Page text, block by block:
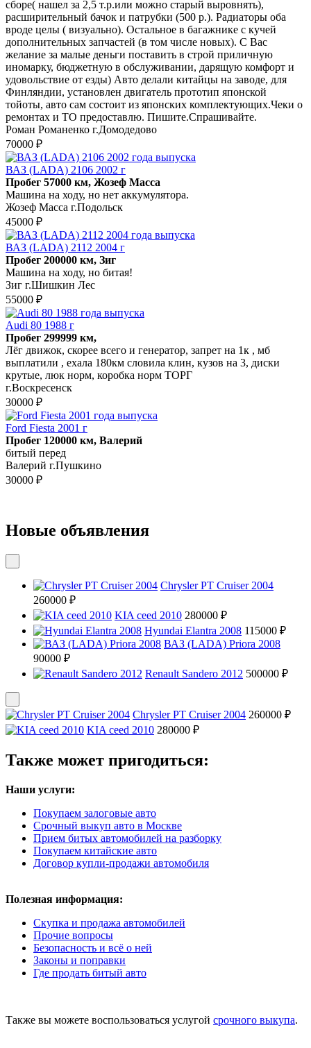
сборе( нашел за 2,5 т.р.или можно старый выровнять),
расширительный бачок и патрубки (500 р.). Радиаторы оба
вроде целы ( визуально). Остальное в багажнике с кучей
дополнительных запчастей (в том числе новых). С Вас
желание за малые деньги поставить в строй приличную
иномарку, бюджетную в обслуживании, дарящую комфорт и
удовольствие от езды) Авто делали китайцы на заводе, для
Финляндии, установлен двигатель прототип японской
тойоты, авто сам состоит из японских комплектующих.Чеки о
ремонтах и ТО предоставлю. Пишите.Спрашивайте.
Роман Романенко г.Домодедово
70000 ₽
ВАЗ (LADA) 2106 2002 г
Пробег 57000 км, Жозеф Масса
Машина на ходу, но нет аккумулятора.
Жозеф Масса г.Подольск
45000 ₽
ВАЗ (LADA) 2112 2004 г
Пробег 200000 км, Зиг
Машина на ходу, но битая!
Зиг г.Шишкин Лес
55000 ₽
Audi 80 1988 г
Пробег 299999 км,
Лёг движок, скорее всего и генератор, запрет на 1к , мб
выплатили , ехала 180км словила клин, кузов на 3, диски
крутые, люк норм, коробка норм ТОРГ
г.Воскресенск
30000 ₽
Ford Fiesta 2001 г
Пробег 120000 км, Валерий
битый перед
Валерий г.Пушкино
30000 ₽
Новые объявления
Chrysler PT Cruiser 2004
260000 ₽
KIA ceed 2010 280000 ₽
Hyundai Elantra 2008 115000 ₽
ВАЗ (LADA) Priora 2008
90000 ₽
Renault Sandero 2012 500000 ₽
Chrysler PT Cruiser 2004 260000 ₽
KIA ceed 2010 280000 ₽
Также может пригодиться:
Наши услуги:
Покупаем залоговые авто
Срочный выкуп авто в Москве
Прием битых автомобилей на разборку
Покупаем китайские авто
Договор купли-продажи автомобиля
Полезная информация:
Скупка и продажа автомобилей
Прочие вопросы
Безопасность и всё о ней
Законы и поправки
Где продать битый авто
Также вы можете воспользоваться услугой срочного выкупа.